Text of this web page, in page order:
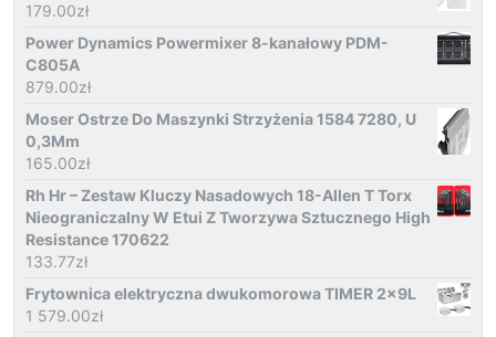
179.00zł
Power Dynamics Powermixer 8-kanałowy PDM-
C805A
879.00zł
Moser Ostrze Do Maszynki Strzyżenia 1584 7280, U
0,3Mm
165.00zł
Rh Hr – Zestaw Kluczy Nasadowych 18-Allen T Torx
Nieograniczalny W Etui Z Tworzywa Sztucznego High
Resistance 170622
133.77zł
Frytownica elektryczna dwukomorowa TIMER 2x9L
1 579.00zł